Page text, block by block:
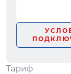
Тариф